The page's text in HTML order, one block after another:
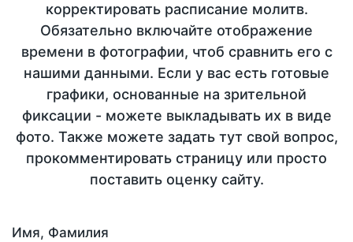
корректировать расписание молитв.
Обязательно включайте отображение
времени в фотографии, чтоб сравнить его с
нашими данными. Если у вас есть готовые
графики, основанные на зрительной
фиксации - можете выкладывать их в виде
фото. Также можете задать тут свой вопрос,
прокомментировать страницу или просто
поставить оценку сайту.
Имя, Фамилия